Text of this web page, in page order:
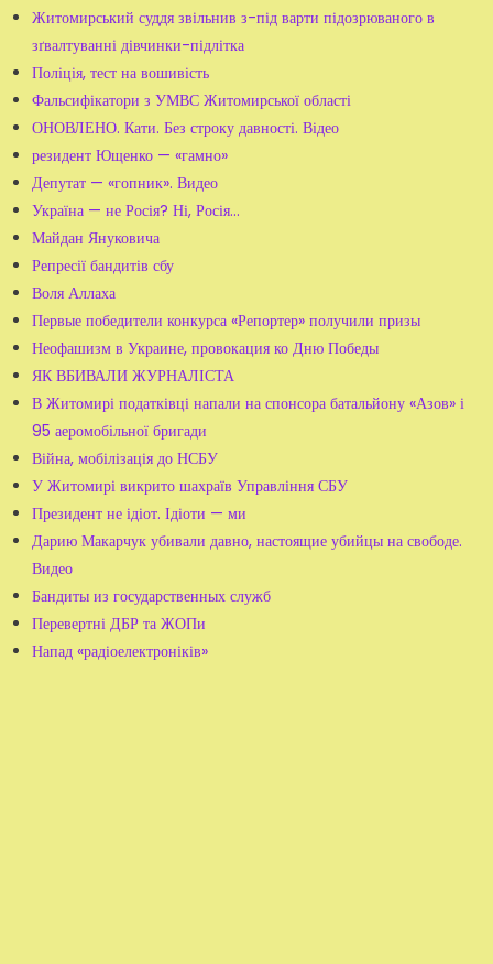
Житомирський суддя звільнив з-під варти підозрюваного в
зґвалтуванні дівчинки-підлітка
Поліція, тест на вошивість
Фальсифікатори з УМВС Житомирської області
ОНОВЛЕНО. Кати. Без строку давності. Відео
резидент Ющенко — «гамно»
Депутат — «гопник». Видео
Україна — не Росія? Ні, Росія...
Майдан Януковича
Репресії бандитів сбу
Воля Аллаха
Первые победители конкурса «Репортер» получили призы
Неофашизм в Украине, провокация ко Дню Победы
ЯК ВБИВАЛИ ЖУРНАЛІСТА
В Житомирі податківці напали на спонсора батальйону «Азов» і
95 аеромобільної бригади
Війна, мобілізація до НСБУ
У Житомирі викрито шахраїв Управління СБУ
Президент не ідіот. Ідіоти — ми
Дарию Макарчук убивали давно, настоящие убийцы на свободе.
Видео
Бандиты из государственных служб
Перевертні ДБР та ЖОПи
Напад «радіоелектроніків»